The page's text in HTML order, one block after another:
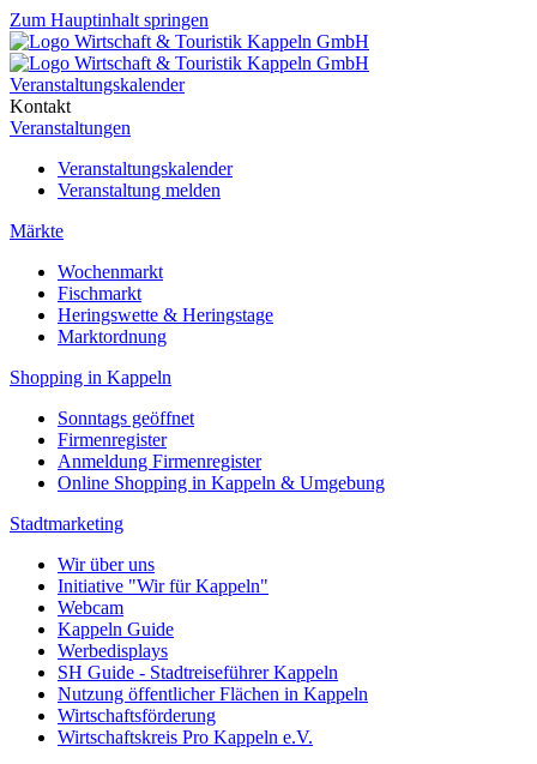
Zum Hauptinhalt springen
Veranstaltungskalender
Kontakt
Veranstaltungen
Veranstaltungskalender
Veranstaltung melden
Märkte
Wochenmarkt
Fischmarkt
Heringswette & Heringstage
Marktordnung
Shopping in Kappeln
Sonntags geöffnet
Firmenregister
Anmeldung Firmenregister
Online Shopping in Kappeln & Umgebung
Stadtmarketing
Wir über uns
Initiative "Wir für Kappeln"
Webcam
Kappeln Guide
Werbedisplays
SH Guide - Stadtreiseführer Kappeln
Nutzung öffentlicher Flächen in Kappeln
Wirtschaftsförderung
Wirtschaftskreis Pro Kappeln e.V.